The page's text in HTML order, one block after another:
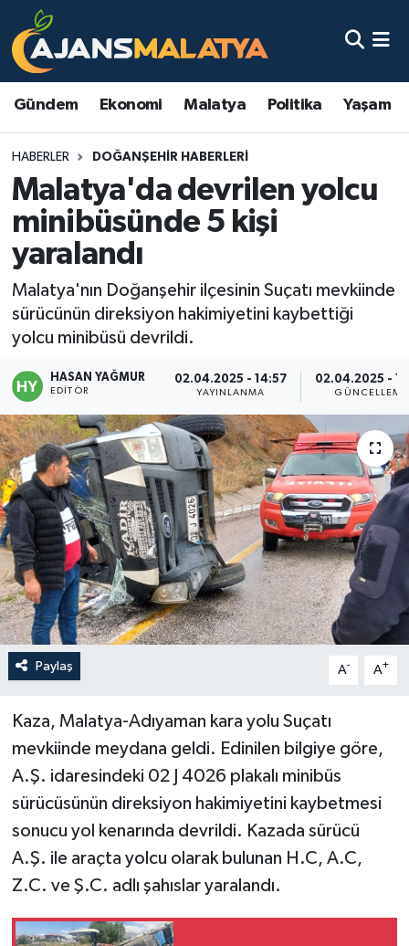
Gündem Ekonomi Malatya Politika Yaşam
HABERLER DOĞANŞEHIR HABERLERI
Malatya'da devrilen yolcu
minibüsünde 5 kişi
yaralandı
Malatya'nın Doğanşehir ilçesinin Suçatı mevkiinde
sürücünün direksiyon hakimiyetini kaybettiği
yolcu minibüsü devrildi.
HASAN YAĞMUR
EDITÖR
02.04.2025 - 14:57
YAYINLANMA
02.04.2025 -
GÜNCELLEME
Paylaş A- A+
Kaza, Malatya-Adıyaman kara yolu Suçatı
mevkiinde meydana geldi. Edinilen bilgiye göre,
A.Ş. idaresindeki 02 J 4026 plakalı minibüs
sürücüsünün direksiyon hakimiyetini kaybetmesi
sonucu yol kenarında devrildi. Kazada sürücü
A.Ş. ile araçta yolcu olarak bulunan H.C, A.C,
Z.C. ve Ş.C. adlı şahıslar yaralandı.
Asayiş
Eğitim
Ekonomi
Gündem
Kadın
Kültür & Sanat
Magazin
Politika
Sağlık
Spor
Teknoloji
Yaşam
Malatya Nöbetçi Eczaneler
Malatya Namaz Vakitleri
Malatya Trafik Yoğunluk Haritası
TFF 3.Lig 2.Grup Puan Durumu ve Fikstür
Tüm Manşetler
Son Dakika Haberleri
Haber Arşivi